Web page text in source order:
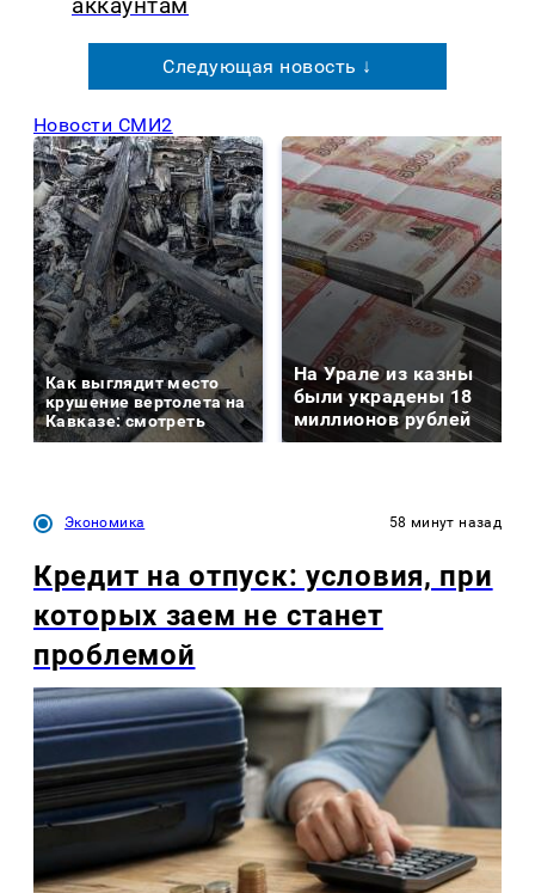
аккаунтам
Следующая новость ↓
Новости СМИ2
Как выглядит место
крушение вертолета на
Кавказе: смотреть
На Урале из казны
были украдены 18
миллионов рублей
Экономика 58 минут назад
Кредит на отпуск: условия, при
которых заем не станет
проблемой